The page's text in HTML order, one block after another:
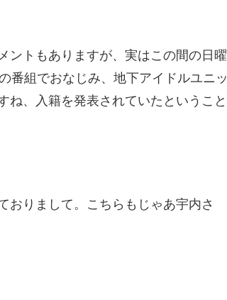
ントもありますが、実はこの間の日曜
番組でおなじみ、地下アイドルユニッ
ね、入籍を発表されていたということ
おりまして。こちらもじゃあ宇内さ